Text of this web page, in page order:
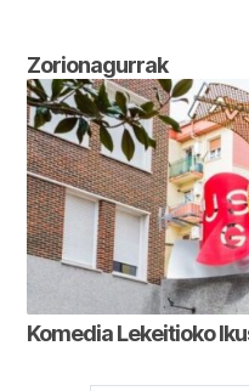
Zorionagurrak
Komedia Lekeitioko